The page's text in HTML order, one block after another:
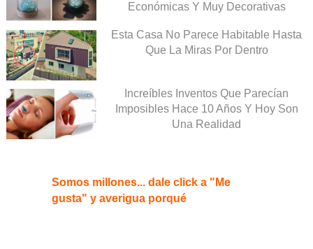
Económicas Y Muy Decorativas
Esta Casa No Parece Habitable Hasta
Que La Miras Por Dentro
Increíbles Inventos Que Parecían
Imposibles Hace 10 Años Y Hoy Son
Una Realidad
Somos millones... dale click a "Me
gusta" y averigua porqué